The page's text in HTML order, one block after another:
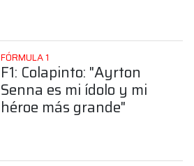
FÓRMULA 1
F1: Colapinto: "Ayrton
Senna es mi ídolo y mi
héroe más grande"